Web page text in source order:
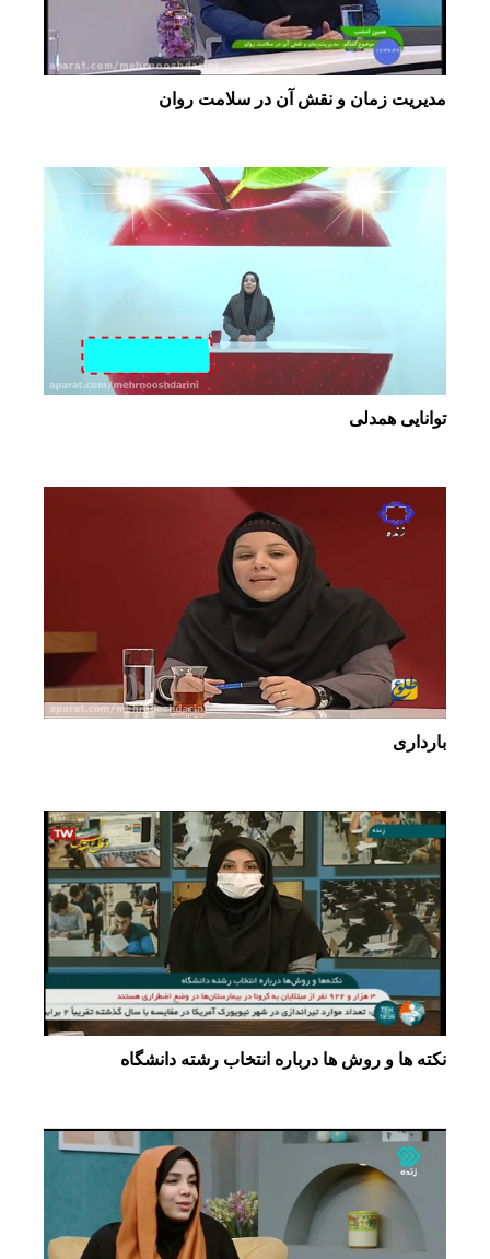
مدیریت زمان و نقش آن در سلامت روان
توانایی همدلی
بارداری
نکته ها و روش ها درباره انتخاب رشته دانشگاه